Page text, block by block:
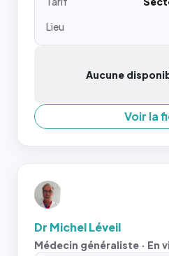
Lieu
Aucune
Voir la
Dr Michel Léveil
Médecin généraliste · En